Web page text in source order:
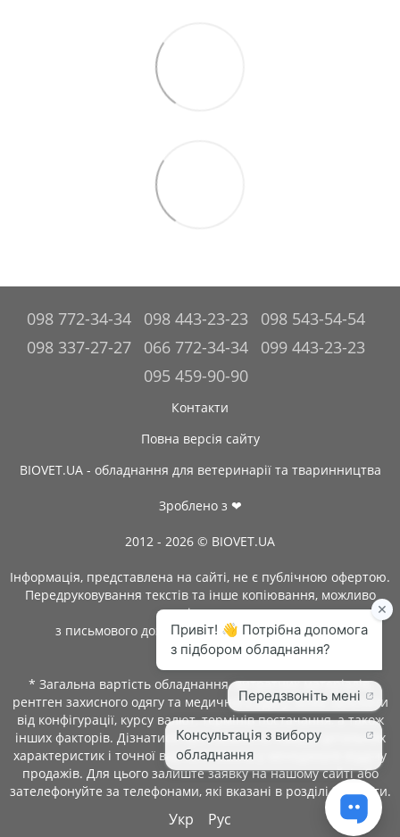
098 772-34-34 098 443-23-23
098 543-54-54
098 337-27-27
066 772-34-34
099 443-23-23
095 459-90-90
Контакти
Повна версія сайту
BIOVET.UA - обладнання для ветеринарії та тваринництва
Зроблено з ❤
2012 - 2026 © BIOVET.UA
Інформація, представлена на сайті, не є публічною офертою.
Передруковування текстів та інше копіювання, можливо
тільки
з письмового дозволу адміністрації BIOVET.UA.
* Загальна вартість обладнання, витратних матеріалів,
рентген захисного одягу та медичного одягу, може залежати
від конфігурації, курсу валют, термінів постачання, а також
інших факторів. Дізнатися про наявність товару, детальних
характеристик і точної вартості можна у менеджерів відділу
продажів. Для цього залиште заявку на нашому сайті або
зателефонуйте за телефонами, які вказані в розділі контакти.
Укр Рус